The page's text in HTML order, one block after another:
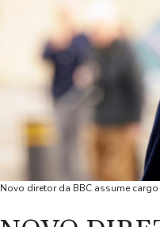
Novo diretor da BBC assume